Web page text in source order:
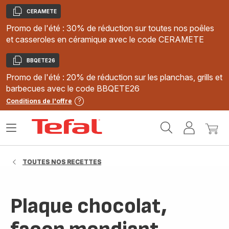
Copier
CERAMETE
Promo de l'été : 30% de réduction sur toutes nos poêles
et casseroles en céramique avec le code CERAMETE
Copier
BBQETE26
Promo de l'été : 20% de réduction sur les planchas, grills et
barbecues avec le code BBQETE26
Conditions de l'offre
MonMon
Ouvrir
TOUTES NOS RECETTES
Plaque chocolat,